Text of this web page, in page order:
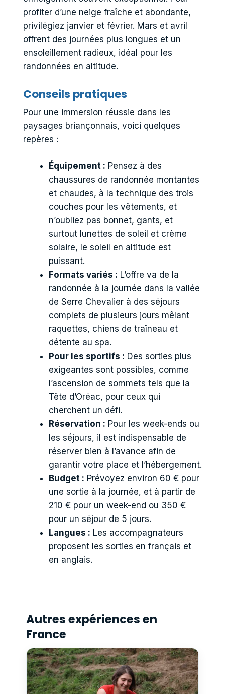
profiter d’une neige fraîche et abondante,
privilégiez janvier et février. Mars et avril
offrent des journées plus longues et un
ensoleillement radieux, idéal pour les
randonnées en altitude.
Conseils pratiques
Pour une immersion réussie dans les
paysages briançonnais, voici quelques
repères :
Équipement : Pensez à des
chaussures de randonnée montantes
et chaudes, à la technique des trois
couches pour les vêtements, et
n’oubliez pas bonnet, gants, et
surtout lunettes de soleil et crème
solaire, le soleil en altitude est
puissant.
Formats variés : L’offre va de la
randonnée à la journée dans la vallée
de Serre Chevalier à des séjours
complets de plusieurs jours mêlant
raquettes, chiens de traîneau et
détente au spa.
Pour les sportifs : Des sorties plus
exigeantes sont possibles, comme
l’ascension de sommets tels que la
Tête d’Oréac, pour ceux qui
cherchent un défi.
Réservation : Pour les week-ends ou
les séjours, il est indispensable de
réserver bien à l’avance afin de
garantir votre place et l’hébergement.
Budget : Prévoyez environ 60 € pour
une sortie à la journée, et à partir de
210 € pour un week-end ou 350 €
pour un séjour de 5 jours.
Langues : Les accompagnateurs
proposent les sorties en français et
en anglais.
Autres expériences en
France